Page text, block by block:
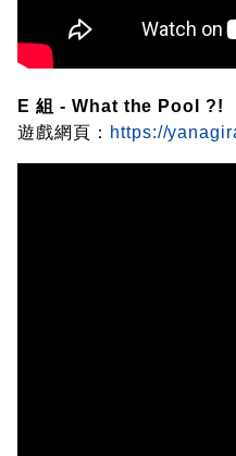
E 組 - What the Pool ?!
遊戲網頁： https://